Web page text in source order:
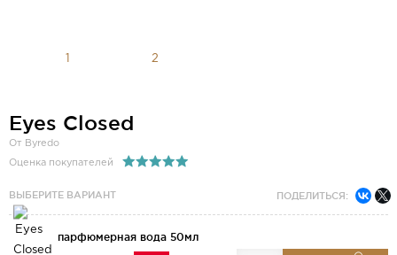
Eyes Closed
От Byredo
Оценка покупателей
ВЫБЕРИТЕ ВАРИАНТ ПОДЕЛИТЬСЯ:
парфюмерная вода 50мл